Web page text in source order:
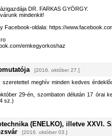
DR. FARKAS GYÖRGY.
mindenkit!
Facebook-oldala: https://
emkegyorkoshaz
[2016. október 27.]
szeretettel meghív minden kedves
29-én, szombaton délután 17 órai
sz.)
(ENELKO), illetve XXVI.
[2016. október 03.]